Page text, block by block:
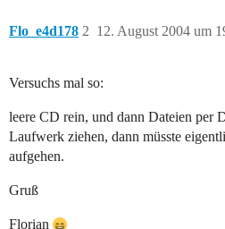
Flo_e4d178 12. August 2004 um
2
Versuchs mal so:
leere CD rein, und dann Dateien per
Laufwerk ziehen, dann müsste
aufgehen.
Gruß
Florian